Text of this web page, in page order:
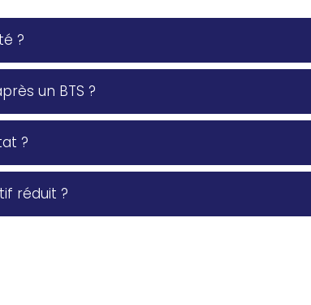
?
un BTS ?
?
réduit ?